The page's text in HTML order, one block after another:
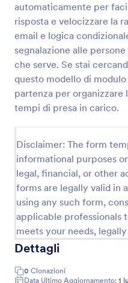
automaticamente per
risposta e velocizzare la
email e logica
segnalazione alle
che serve. Se stai
questo modello di
partenza per organizzare
tempi di presa in carico.
Disclaimer: The form
informational purposes
legal, financial, or other
forms are legally valid in
using any such form,
applicable professionals
meets your needs,
Dettagli
0 Clonazioni
Data Ultimo Aggiornamento: 1
Documenta gli
controllo per la
Modulo di Jotform,
che vogliono
Go to Category:
Usa